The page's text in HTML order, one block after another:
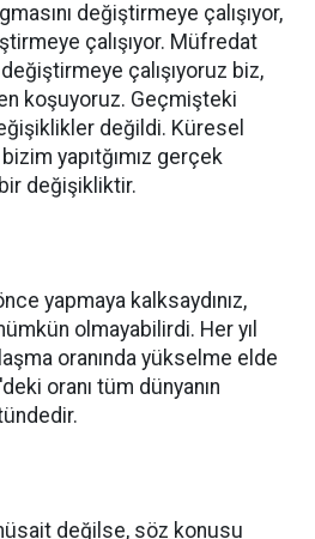
değiştirmeye çalışıyor,
çalışıyor. Müfredat
çalışıyoruz biz,
koşuyoruz. Geçmişteki
değildi. Küresel
yapıtğımız gerçek
değişikliktir.
yapmaya kalksaydınız,
olmayabilirdi. Her yıl
oranında yükselme elde
oranı tüm dünyanın
değilse, söz konusu